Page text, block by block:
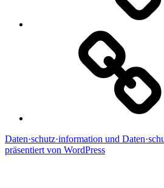
Daten·schutz·information und
präsentiert von WordPress